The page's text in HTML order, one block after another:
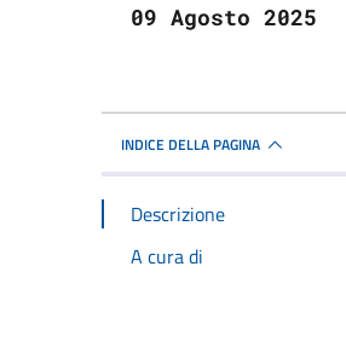
09 Agosto 2025
INDICE DELLA PAGINA
Descrizione
A cura di